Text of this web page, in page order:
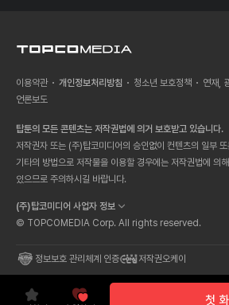
첫
이용약관 개인정보처리방침 청소년 보호정책 연재,
언론보도
탑툰의 모든 콘텐츠는 저작권법에 의거 보호받고 있습니다.
저작권자 또는 (주)탑코미디어의 승인없이 컨텐츠의 일부
기타의 방법으로 저작물을 이용할 경우에는 저작권법에 의
있으므로 주의하시길 바랍니다.
(주)탑코미디어 사업자 정보
© TOPCOMEDIA Corp. All rights reserved.
정보보호 관리체계 인증 저작권오케이